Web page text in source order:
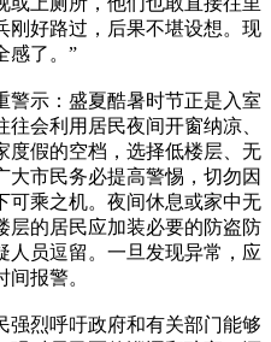
刚好路过，后果不堪设想。现
感了。”
警示：盛夏酷暑时节正是入室
会利用居民夜间开窗纳凉、
度假的空档，选择低楼层、无
大市民务必提高警惕，切勿因
可乘之机。夜间休息或家中无
层的居民应加装必要的防盗防
人员逗留。一旦发现异常，应
报警。
强烈呼吁政府和有关部门能够